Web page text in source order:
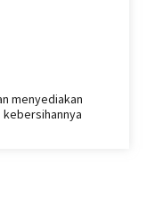
menyediakan
kebersihannya